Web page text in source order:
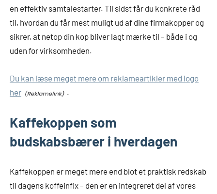
en effektiv samtalestarter. Til sidst får du konkrete råd
til, hvordan du får mest muligt ud af dine firmakopper og
sikrer, at netop din kop bliver lagt mærke til – både i og
uden for virksomheden.
Du kan læse meget mere om reklameartikler med logo
her
.
Kaffekoppen som
budskabsbærer i hverdagen
Kaffekoppen er meget mere end blot et praktisk redskab
til dagens koffeinfix – den er en integreret del af vores